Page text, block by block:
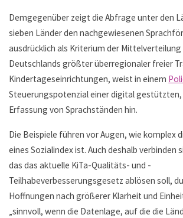
Demgegenüber zeigt die Abfrage unter den
sieben Länder den nachgewiesenen
ausdrücklich als Kriterium der Mittelverteilung
Deutschlands größter überregionaler freier
Kindertageseinrichtungen, weist in einem
Steuerungspotenzial einer digital
Erfassung von Sprachständen hin.
Die Beispiele führen vor Augen, wie komplex
eines Sozialindex ist. Auch deshalb verbinden
das das aktuelle KiTa-Qualitäts- und -
Teilhabeverbesserungsgesetz ablösen soll,
Hoffnungen nach größerer Klarheit und
„sinnvoll, wenn die Datenlage, auf die die